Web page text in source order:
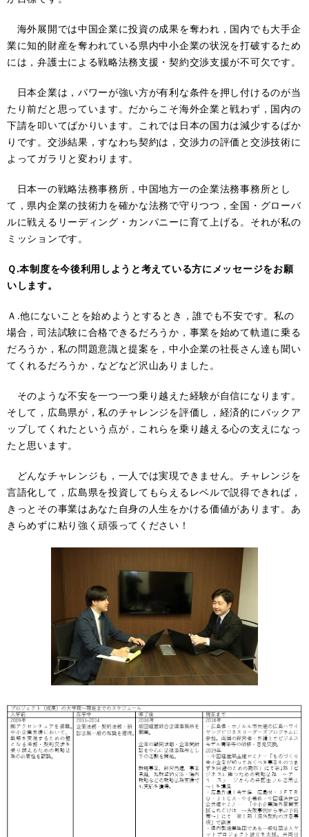
海外展開では中国企業に投資の成果を奪われ，国内でも大手企
業に知的財産を奪われている県内中小企業の状況を打破するため
には，弁護士による戦略法務支援・契約交渉支援が不可欠です。
日本企業は，パワーが強い方が有利な条件を押し付けるのが当
たり前だと思っています。だからこそ海外企業と戦わず，国内の
下請を叩いてばかりいます。これでは日本の国力は減少するばか
りです。交渉結果，すなわち契約は，交渉力の評価と交渉技術に
よってガラリと変わります。
日本一の戦略法務事務所，中国地方一の企業法務事務所とし
て，県内企業の技術力を確かな法務で守りつつ，全国・グローバ
ルに戦えるリーディング・カンパニーに育て上げる。それが私の
ミッションです。
Ｑ.本制度を今後利用しようと考えている方にメッセージをお願
いします。
Ａ.他にないことを始めようとするとき，誰でも不安です。私の
場合，司法試験に合格できるだろうか，事業を始めて軌道に乗る
だろうか，私の問題意識と提案を，中小企業の社長さん達も聞い
てくれるだろうか，などなど沢山ありました。
そのような不安を一つ一つ乗り越えた経験が自信になります。
そして，広島県が，私のチャレンジを評価し，経済的にバックア
ップしてくれたという点が，これらを乗り越える心の支えになっ
たと思います。
どんなチャレンジも，一人では実現できません。チャレンジを
言語化して，広島県を投資してもらえるレベルで説得できれば，
きっとその事業はあなた自身の人生をかける価値があります。あ
きらめずに粘り強く頑張ってください！